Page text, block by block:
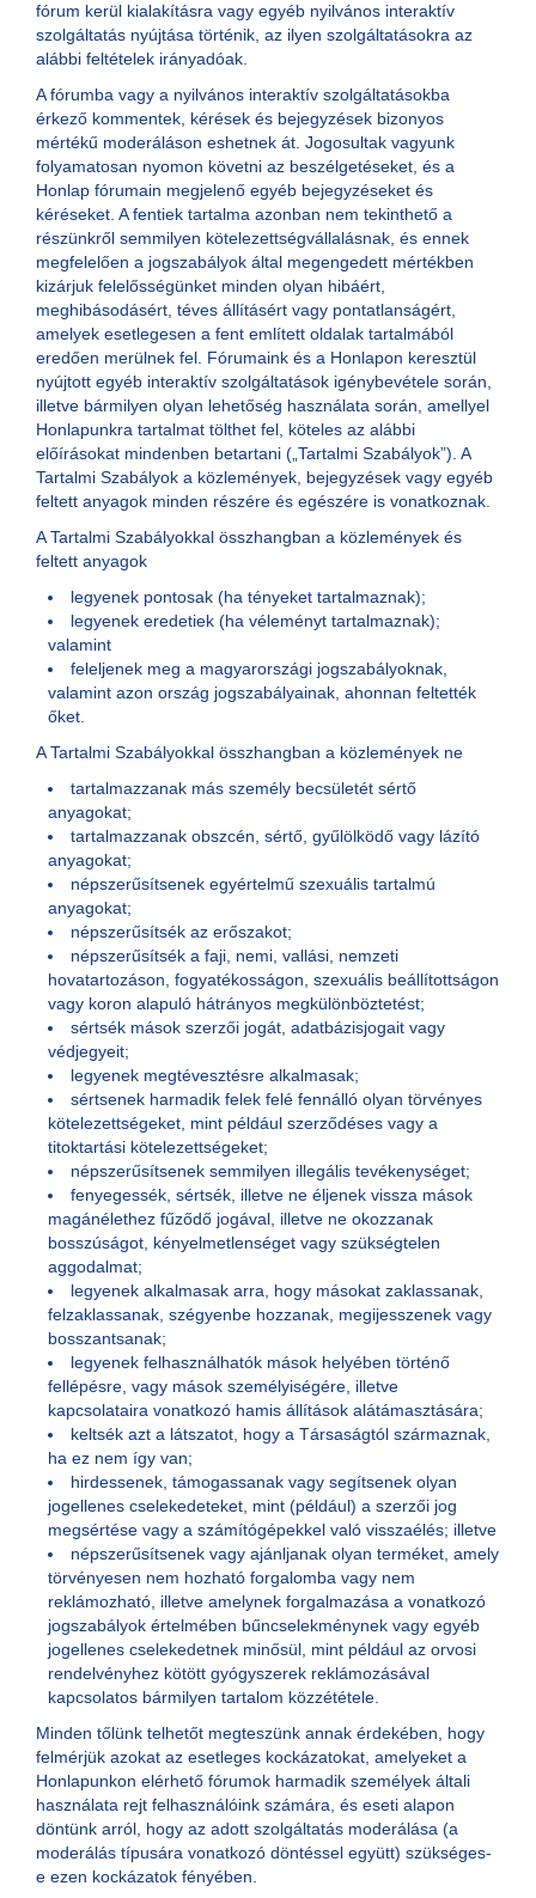
fórum kerül kialakításra vagy egyéb nyilvános interaktív
szolgáltatás nyújtása történik, az ilyen szolgáltatásokra az
alábbi feltételek irányadóak.
A fórumba vagy a nyilvános interaktív szolgáltatásokba
érkező kommentek, kérések és bejegyzések bizonyos
mértékű moderáláson eshetnek át. Jogosultak vagyunk
folyamatosan nyomon követni az beszélgetéseket, és a
Honlap fórumain megjelenő egyéb bejegyzéseket és
kéréseket. A fentiek tartalma azonban nem tekinthető a
részünkről semmilyen kötelezettségvállalásnak, és ennek
megfelelően a jogszabályok által megengedett mértékben
kizárjuk felelősségünket minden olyan hibáért,
meghibásodásért, téves állításért vagy pontatlanságért,
amelyek esetlegesen a fent említett oldalak tartalmából
eredően merülnek fel. Fórumaink és a Honlapon keresztül
nyújtott egyéb interaktív szolgáltatások igénybevétele során,
illetve bármilyen olyan lehetőség használata során, amellyel
Honlapunkra tartalmat tölthet fel, köteles az alábbi
előírásokat mindenben betartani („Tartalmi Szabályok”). A
Tartalmi Szabályok a közlemények, bejegyzések vagy egyéb
feltett anyagok minden részére és egészére is vonatkoznak.
A Tartalmi Szabályokkal összhangban a közlemények és
feltett anyagok
legyenek pontosak (ha tényeket tartalmaznak);
legyenek eredetiek (ha véleményt tartalmaznak);
valamint
feleljenek meg a magyarországi jogszabályoknak,
valamint azon ország jogszabályainak, ahonnan feltették
őket.
A Tartalmi Szabályokkal összhangban a közlemények ne
tartalmazzanak más személy becsületét sértő
anyagokat;
tartalmazzanak obszcén, sértő, gyűlölködő vagy lázító
anyagokat;
népszerűsítsenek egyértelmű szexuális tartalmú
anyagokat;
népszerűsítsék az erőszakot;
népszerűsítsék a faji, nemi, vallási, nemzeti
hovatartozáson, fogyatékosságon, szexuális beállítottságon
vagy koron alapuló hátrányos megkülönböztetést;
sértsék mások szerzői jogát, adatbázisjogait vagy
védjegyeit;
legyenek megtévesztésre alkalmasak;
sértsenek harmadik felek felé fennálló olyan törvényes
kötelezettségeket, mint például szerződéses vagy a
titoktartási kötelezettségeket;
népszerűsítsenek semmilyen illegális tevékenységet;
fenyegessék, sértsék, illetve ne éljenek vissza mások
magánélethez fűződő jogával, illetve ne okozzanak
bosszúságot, kényelmetlenséget vagy szükségtelen
aggodalmat;
legyenek alkalmasak arra, hogy másokat zaklassanak,
felzaklassanak, szégyenbe hozzanak, megijesszenek vagy
bosszantsanak;
legyenek felhasználhatók mások helyében történő
fellépésre, vagy mások személyiségére, illetve
kapcsolataira vonatkozó hamis állítások alátámasztására;
keltsék azt a látszatot, hogy a Társaságtól származnak,
ha ez nem így van;
hirdessenek, támogassanak vagy segítsenek olyan
jogellenes cselekedeteket, mint (például) a szerzői jog
megsértése vagy a számítógépekkel való visszaélés; illetve
népszerűsítsenek vagy ajánljanak olyan terméket, amely
törvényesen nem hozható forgalomba vagy nem
reklámozható, illetve amelynek forgalmazása a vonatkozó
jogszabályok értelmében bűncselekménynek vagy egyéb
jogellenes cselekedetnek minősül, mint például az orvosi
rendelvényhez kötött gyógyszerek reklámozásával
kapcsolatos bármilyen tartalom közzététele.
Minden tőlünk telhetőt megteszünk annak érdekében, hogy
felmérjük azokat az esetleges kockázatokat, amelyeket a
Honlapunkon elérhető fórumok harmadik személyek általi
használata rejt felhasználóink számára, és eseti alapon
döntünk arról, hogy az adott szolgáltatás moderálása (a
moderálás típusára vonatkozó döntéssel együtt) szükséges-
e ezen kockázatok fényében.